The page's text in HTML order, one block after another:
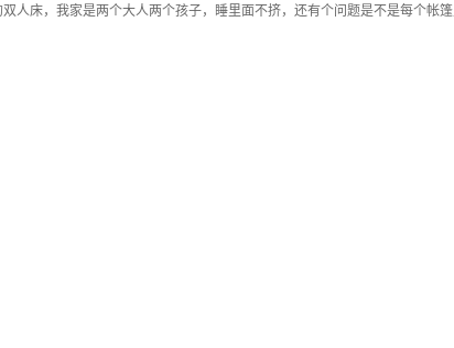
人床，我家是两个大人两个孩子，睡里面不挤，还有个问题是不是每个帐